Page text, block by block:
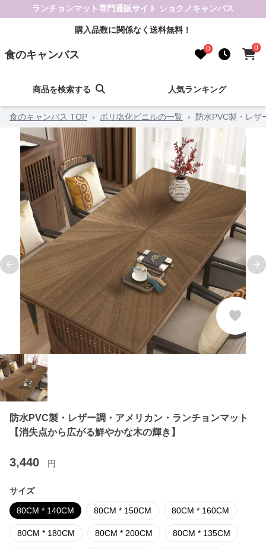
ランチョンマット専門通販サイト ショクノキャンバス
購入品数に関係なく送料無料！
食のキャンバス 0 0
商品を検索する 人気ランキング
食のキャンバス TOP › ポリ塩化ビニルの一覧 › 防水PVC製・レ
Previous slide
防水PVC製・レザー調・アメリカン・ランチョンマット
【消失点から広がる鮮やかな木の輝き】
3,440 円
サイズ
80CM * 140CM 80CM * 150CM 80CM * 160CM
80CM * 180CM 80CM * 200CM 80CM * 135CM